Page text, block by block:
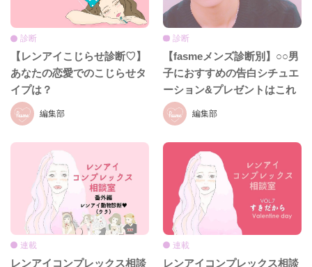
編集部
診断
【レンアイこじらせ診断♡】
あなたの恋愛でのこじらせタ
イプは？
編集部
診断
【fasmeメンズ診断別】○○男
子におすすめの告白シチュエ
ーション&プレゼントはこれ
だ！！
連載
レンアイコンプレックス相談
連載
レンアイコンプレックス相談